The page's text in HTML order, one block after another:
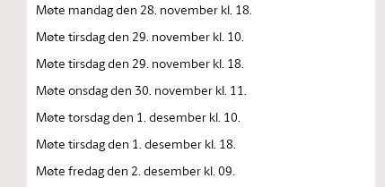
Møte mandag den 28. november kl. 18.
Møte tirsdag den 29. november kl. 10.
Møte tirsdag den 29. november kl. 18.
Møte onsdag den 30. november kl. 11.
Møte torsdag den 1. desember kl. 10.
Møte tirsdag den 1. desember kl. 18.
Møte fredag den 2. desember kl. 09.